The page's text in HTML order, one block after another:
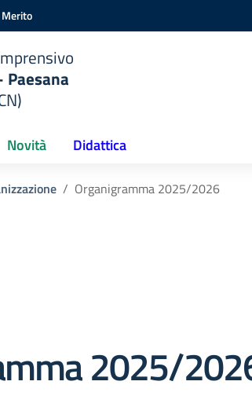
Novità Didattica
Organigramma 2025/2026
2025/